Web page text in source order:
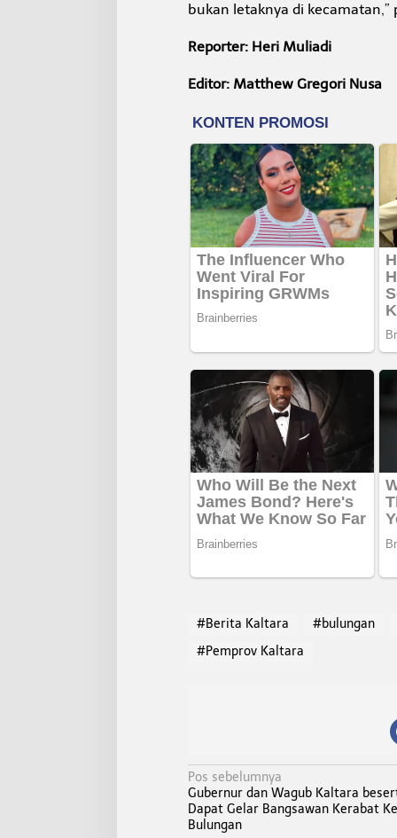
bukan letaknya di kecamatan,”
Reporter: Heri Muliadi
Editor: Matthew Gregori Nusa
#Berita Kaltara #bulungan
#Pemprov Kaltara
N
a
v
Pos sebelumnya
Gubernur dan Wagub Kaltara
Dapat Gelar Bangsawan Kerabat
Bulungan